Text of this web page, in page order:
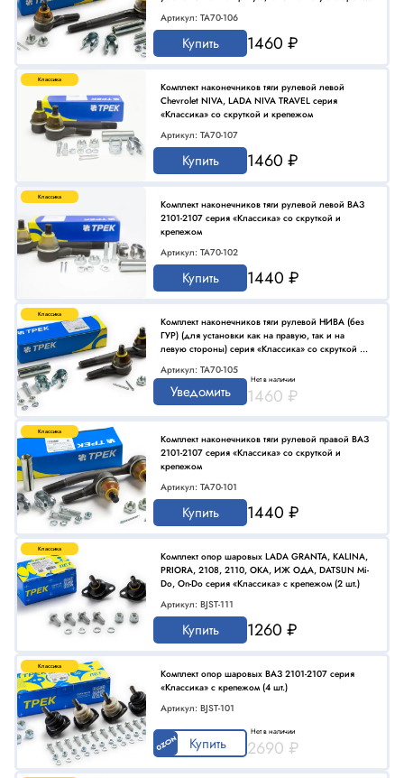
Артикул: TA70-106
Купить 1460 ₽
Классика
Комплект наконечников тяги рулевой левой
Chevrolet NIVA, LADA NIVA TRAVEL серия
«Классика» со скруткой и крепежом
Артикул: TA70-107
Купить 1460 ₽
Классика
Комплект наконечников тяги рулевой левой ВАЗ
2101-2107 серия «Классика» со скруткой и
крепежом
Артикул: TA70-102
Купить 1440 ₽
Классика
Комплект наконечников тяги рулевой НИВА (без
ГУР) (для установки как на правую, так и на
левую стороны) серия «Классика» со скруткой и
Артикул: TA70-105
Уведомить
Нет в наличии
1460 ₽
Классика
Комплект наконечников тяги рулевой правой ВАЗ
2101-2107 серия «Классика» со скруткой и
крепежом
Артикул: TA70-101
Купить 1440 ₽
Классика
Комплект опор шаровых LADA GRANTA, KALINA,
PRIORA, 2108, 2110, ОКА, ИЖ ОДА, DATSUN Mi-
Do, On-Do серия «Классика» с крепежом (2 шт.)
Артикул: BJST-111
Купить 1260 ₽
Классика
Комплект опор шаровых ВАЗ 2101-2107 серия
«Классика» с крепежом (4 шт.)
Артикул: BJST-101
Купить
Нет в наличии
2690 ₽